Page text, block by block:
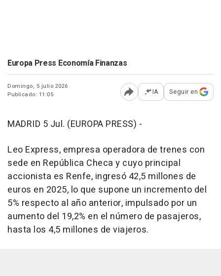
Europa Press Economía Finanzas
Domingo, 5 julio 2026
Publicado: 11:05
Abrir opciones para
IA Seguir en
MADRID 5 Jul. (EUROPA PRESS) -
Leo Express, empresa operadora de trenes con
sede en República Checa y cuyo principal
accionista es Renfe, ingresó 42,5 millones de
euros en 2025, lo que supone un incremento del
5% respecto al año anterior, impulsado por un
aumento del 19,2% en el número de pasajeros,
hasta los 4,5 millones de viajeros.